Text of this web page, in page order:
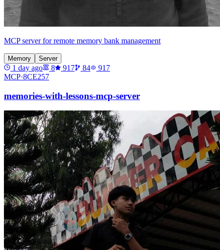
MCP server for remote memory bank management
Memory Server
1 day ago 8 917 84
917
MCP·8CE257
memories-with-lessons-mcp-server